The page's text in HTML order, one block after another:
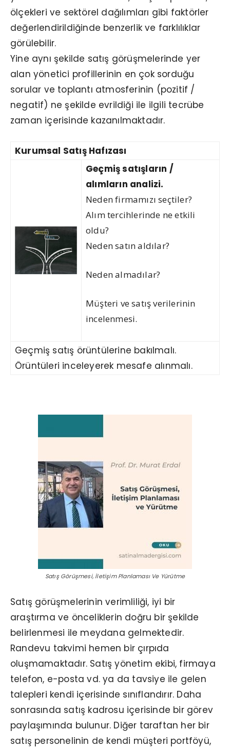
ölçekleri ve sektörel dağılımları gibi faktörler
değerlendirildiğinde benzerlik ve farklılıklar
görülebilir.
Yine aynı şekilde satış görüşmelerinde yer
alan yönetici profillerinin en çok sorduğu
sorular ve toplantı atmosferinin (pozitif /
negatif) ne şekilde evrildiği ile ilgili tecrübe
zaman içerisinde kazanılmaktadır.
Kurumsal Satış Hafızası
Geçmiş satışların /
alımların analizi.
Neden firmamızı seçtiler?
Alım tercihlerinde ne etkili
oldu?
Neden satın aldılar?
Neden almadılar?
Müşteri ve satış verilerinin
incelenmesi.
Geçmiş satış örüntülerine bakılmalı.
Örüntüleri inceleyerek mesafe alınmalı.
Satış Görüşmesi, İletişim Planlaması Ve Yürütme
Satış görüşmelerinin verimliliği, iyi bir
araştırma ve önceliklerin doğru bir şekilde
belirlenmesi ile meydana gelmektedir.
Randevu takvimi hemen bir çırpıda
oluşmamaktadır. Satış yönetim ekibi, firmaya
telefon, e-posta vd. ya da tavsiye ile gelen
talepleri kendi içerisinde sınıflandırır. Daha
sonrasında satış kadrosu içerisinde bir görev
paylaşımında bulunur. Diğer taraftan her bir
satış personelinin de kendi müşteri portföyü,